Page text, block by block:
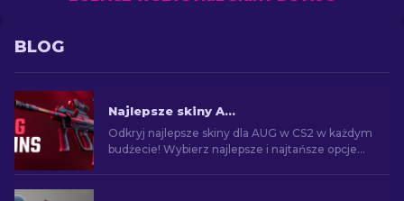
BLOG
Najlepsze skiny AUG w CS2 w różnych zakresach cen [2026]
Odkryj najlepsze skiny dla AUG w CS2 w każdym
budżecie! Wybierz najlepsze i najtańsze opcje